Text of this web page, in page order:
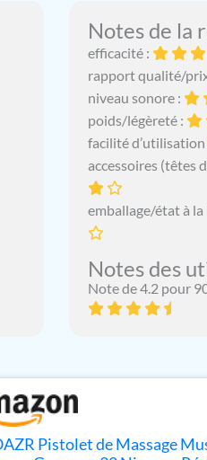
Notes de la
efficacité :
rapport qualité/
niveau sonore :
poids/légèreté :
facilité d’utilisation
accessoires (têtes
emballage/état à
Notes des
Note de 4.2 pour
Pistolet de Massage